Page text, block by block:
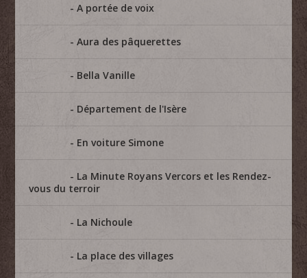
A portée de voix
Aura des pâquerettes
Bella Vanille
Département de l'Isère
En voiture Simone
La Minute Royans Vercors et les Rendez-
vous du terroir
La Nichoule
La place des villages